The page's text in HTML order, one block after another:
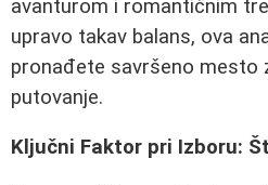
avanturom i romantičnim
upravo takav balans, ova
pronađete savršeno mesto
putovanje.
Ključni Faktor pri Izboru: